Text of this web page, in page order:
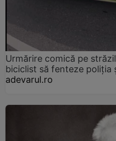
Urmărire comică pe
biciclist să fenteze poliția
adevarul.ro